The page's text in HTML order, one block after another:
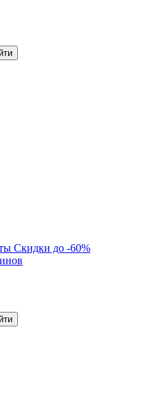
Скидки до -60%